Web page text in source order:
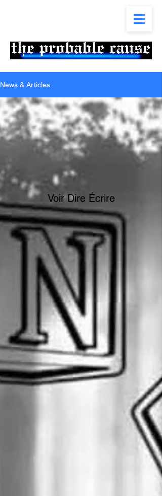
News & Articles
Voir Dire Écrire